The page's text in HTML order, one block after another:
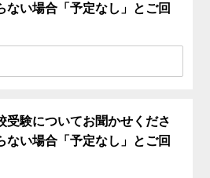
ない場合「予定なし」とご回
受験についてお聞かせくださ
ない場合「予定なし」とご回